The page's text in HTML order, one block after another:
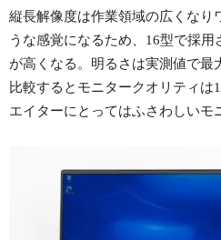
縦長解像度は作業領域の広くなり
うな感覚になるため、16型で採
が高くなる。明るさは実測値で最
比較するとモニタークオリティは
エイターにとってはふさわしいモ